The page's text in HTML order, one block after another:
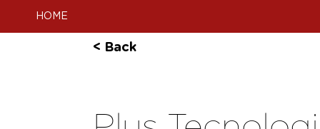
HOME
< Back